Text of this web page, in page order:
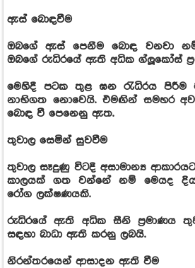
ඇස් බොඳවීම
ඔබගේ ඇස් පෙනීම බොඳ වනවා
ඔබගේ රුධිරයේ ඇති අධික ග්ලූකෝස්
මෙහිදී පටක තුළ ඝන රැධිරය පිරීම
නාභිගත නොවෙයි. එමඟින් සමහර
බොඳ වී පෙනෙනු ඇත.
තුවාල සෙමින් සුවවීම
තුවාල සෑදුණු විටදී අසාමාන්‍ය
කාලයක් ගත වන්නේ නම් මෙයද
රෝග ලක්ෂණයකි.
රුධිරයේ ඇති අධික සීනි ප්‍රමාණය
සඳහා බාධා ඇති කරනු ලබයි.
නිරන්තරයෙන් ආසාදන ඇති වීම